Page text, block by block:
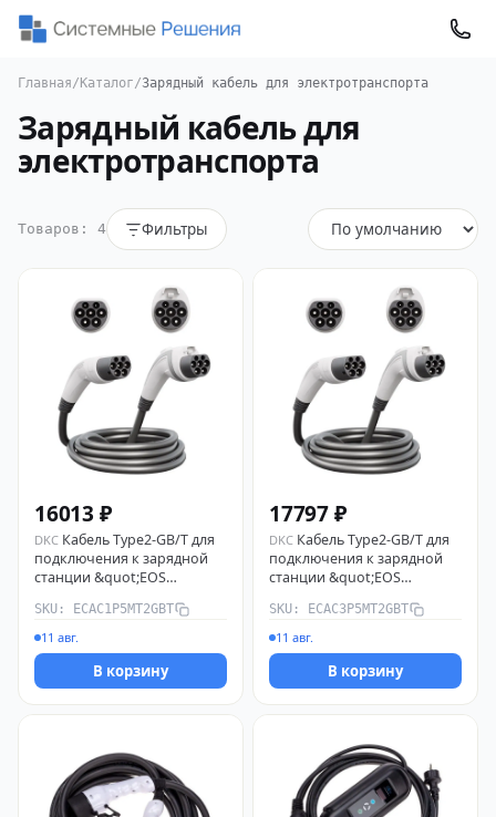
Главная/ Каталог/Зарядный кабель для электротранспорта
Зарядный кабель для
электротранспорта
Товаров: 4 Фильтры
16013 ₽
DKC Кабель Type2-GB/T для
подключения к зарядной
станции &quot;EOS
5 м ECAC1P5MT2GBT DKC
SKU: ECAC1P5MT2GBT
11 авг.
В корзину
17797 ₽
DKC Кабель Type2-GB/T для
подключения к зарядной
станции &quot;EOS
5 м ECAC3P5MT2GBT DKC
SKU: ECAC3P5MT2GBT
11 авг.
В корзину